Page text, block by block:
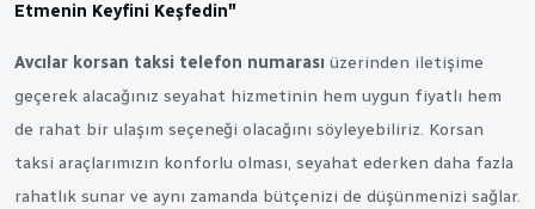
Etmenin Keyfini Keşfedin"
Avcılar korsan taksi telefon numarası üzerinden iletişime
geçerek alacağınız seyahat hizmetinin hem uygun fiyatlı hem
de rahat bir ulaşım seçeneği olacağını söyleyebiliriz. Korsan
taksi araçlarımızın konforlu olması, seyahat ederken daha fazla
rahatlık sunar ve aynı zamanda bütçenizi de düşünmenizi sağlar.